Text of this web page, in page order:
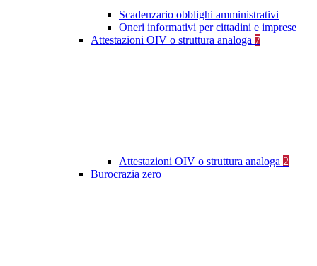
Scadenzario obblighi amministrativi
Oneri informativi per cittadini e imprese
Attestazioni OIV o struttura analoga 7
Attestazioni OIV o struttura analoga 2
Burocrazia zero